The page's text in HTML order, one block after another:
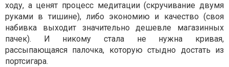
ходу, а ценят процесс медитации (скручивание двумя
руками в тишине), либо экономию и качество (своя
набивка выходит значительно дешевле магазинных
пачек). И никому стала не нужна кривая,
рассыпающаяся палочка, которую стыдно достать из
портсигара.